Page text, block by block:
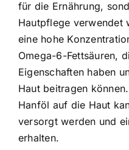
für die Ernährung,
Hautpflege verwendet
eine hohe
Omega-6-Fettsäuren,
Eigenschaften haben
Haut beitragen
Hanföl auf die Haut
versorgt werden und
erhalten.